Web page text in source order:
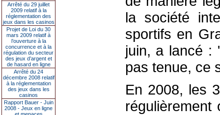
Arrêté du 29 juillet
2009 relatif à la
réglementation des
jeux dans les casinos
Projet de Loi du 30
mars 2009 relatif à
l’ouverture à la
concurrence et à la
régulation du secteur
des jeux d’argent et
de hasard en ligne
Arrêté du 24
décembre 2008 relatif
à la réglementation
des jeux dans les
casinos
Rapport Bauer - Juin
2008 - Jeux en ligne
la société
sportifs en
juin, a lancé :
pas tenue, ce
En 2008, les